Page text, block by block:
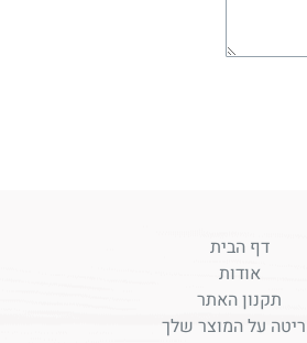
דף הבית
אודות
תקנון האתר
על המוצר שלך